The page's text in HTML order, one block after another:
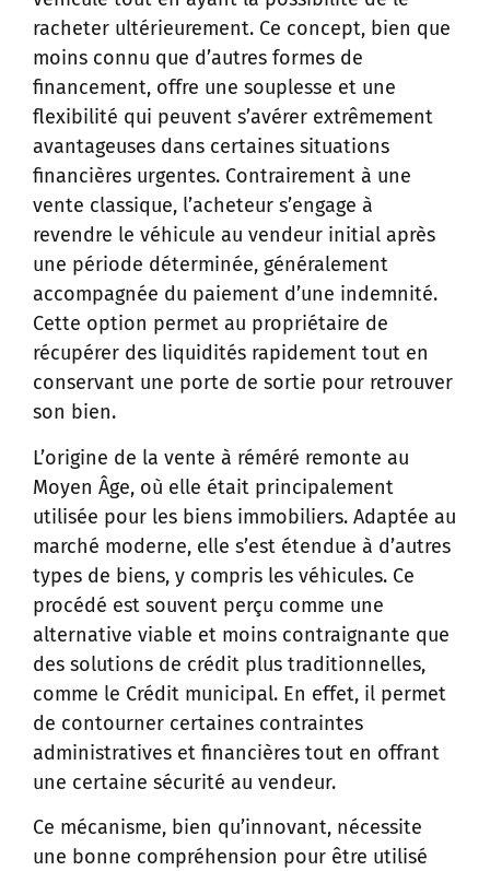
racheter ultérieurement. Ce concept, bien que
moins connu que d’autres formes de
financement, offre une souplesse et une
flexibilité qui peuvent s’avérer extrêmement
avantageuses dans certaines situations
financières urgentes. Contrairement à une
vente classique, l’acheteur s’engage à
revendre le véhicule au vendeur initial après
une période déterminée, généralement
accompagnée du paiement d’une indemnité.
Cette option permet au propriétaire de
récupérer des liquidités rapidement tout en
conservant une porte de sortie pour retrouver
son bien.
L’origine de la vente à réméré remonte au
Moyen Âge, où elle était principalement
utilisée pour les biens immobiliers. Adaptée au
marché moderne, elle s’est étendue à d’autres
types de biens, y compris les véhicules. Ce
procédé est souvent perçu comme une
alternative viable et moins contraignante que
des solutions de crédit plus traditionnelles,
comme le Crédit municipal. En effet, il permet
de contourner certaines contraintes
administratives et financières tout en offrant
une certaine sécurité au vendeur.
Ce mécanisme, bien qu’innovant, nécessite
une bonne compréhension pour être utilisé